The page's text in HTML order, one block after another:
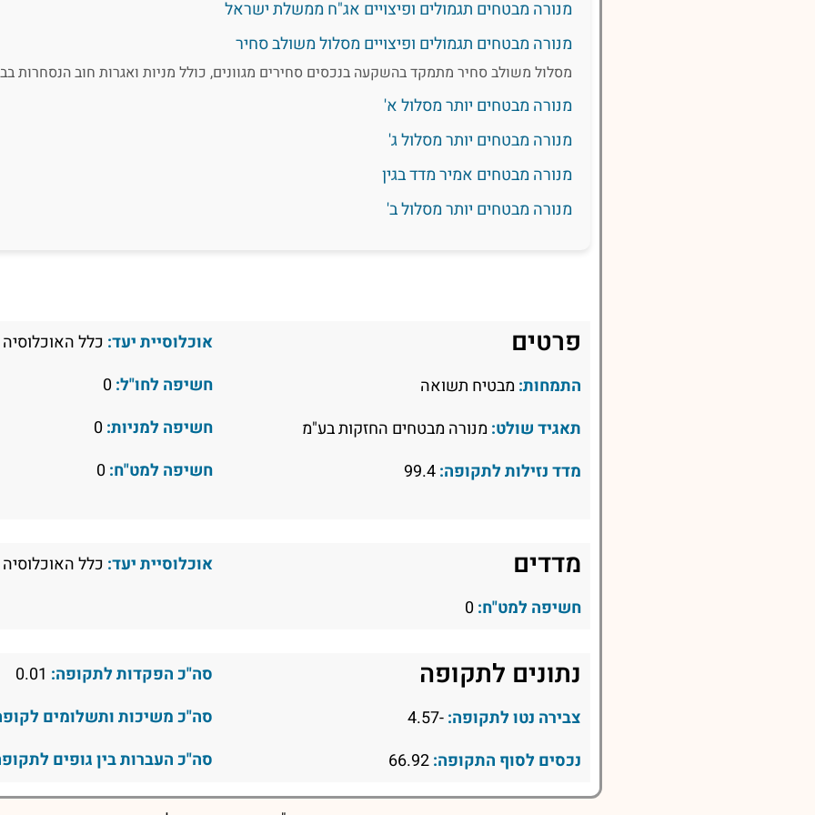
מנורה מבטחים תגמולים ופיצויים אג"ח ממשלת ישראל
מנורה מבטחים תגמולים ופיצויים מסלול משולב סחיר
מסלול משולב סחיר מתמקד בהשקעה בנכסים סחירים מגוונים, כולל מניות ואגרות חוב הנסחרות
מנורה מבטחים יותר מסלול א'
מנורה מבטחים יותר מסלול ג'
מנורה מבטחים אמיר מדד בגין
מנורה מבטחים יותר מסלול ב'
פרטים
התמחות: מבטיח תשואה
תאגיד שולט: מנורה מבטחים החזקות בע"מ
מדד נזילות לתקופה:
אוכלוסיית יעד: כלל האוכלוסיה
חשיפה לחו"ל:0
חשיפה למניות:0
חשיפה למט"ח:0
מדדים
חשיפה למט"ח:
אוכלוסיית יעד: כלל האוכלוסיה
נתונים לתקופה
צבירה נטו לתקופה:-4.57
נכסים לסוף התקופה:
סה"כ הפקדות לתקופה:
סה"כ משיכות ותשלומים
סה"כ העברות בין גופים